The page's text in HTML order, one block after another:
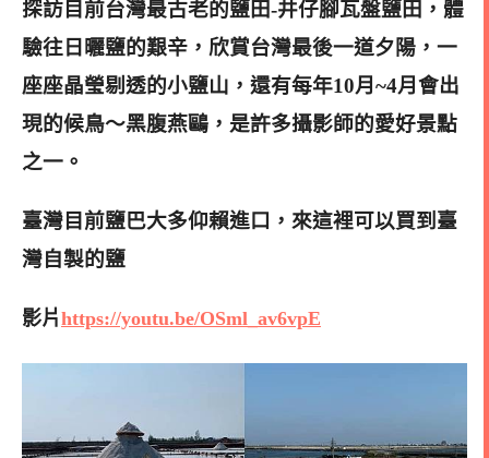
探訪目前台灣最古老的鹽田-井仔腳瓦盤鹽田，體
驗往日曬鹽的艱辛，欣賞台灣最後一道夕陽， 一
座座晶瑩剔透的小鹽山，還有每年10月~4月會出
現的候鳥～黑腹燕鷗， 是許多攝影師的愛好景點
之一。
臺灣目前鹽巴大多仰賴進口，來這裡可以買到臺
灣自製的鹽
影片https://youtu.be/OSml_av6vpE